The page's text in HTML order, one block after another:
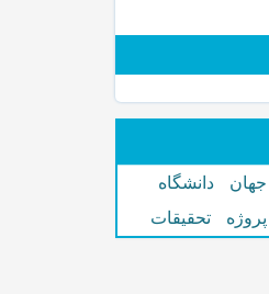
جهان
دانشگاه
پروژه تحقیقات